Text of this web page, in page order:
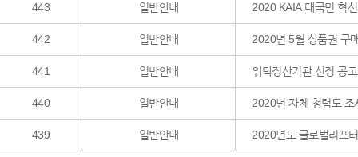
443 일반안내 2020 KAIA 대국민 혁
442 일반안내 2020년 5월 상품권 구
441 일반안내 위탁정산기관 선정 공고
440 일반안내 2020년 자체 청렴도 조
439 일반안내 2020년도 글로벌리포